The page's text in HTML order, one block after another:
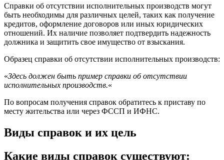
Справки об отсутствии исполнительных производств могут
быть необходимы для различных целей, таких как получение
кредитов, оформление договоров или иных юридических
отношений. Их наличие позволяет подтвердить надежность
должника и защитить свое имущество от взыскания.
Образец справки об отсутствии исполнительных производств:
«Здесь должен быть пример справки об отсутствии
исполнительных производств.«
По вопросам получения справок обратитесь к приставу по
месту жительства или через ФССП и ИФНС.
Виды справок и их цель
Какие виды справок существуют: